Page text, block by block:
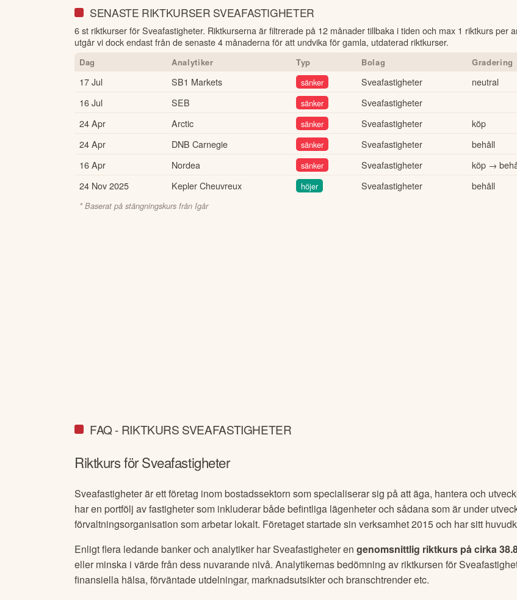
SENASTE RIKTKURSER SVEAFASTIGHETER
6 st riktkurser för Sveafastigheter. Riktkurserna är filtrerade på 12 månader tillbaka i tiden och max 1 riktkurs per
utgår vi dock endast från de senaste 4 månaderna för att undvika för gamla, utdaterad riktkurser.
Dag Analytiker Typ Bolag Gradering
17 Jul SB1 Markets sänker Sveafastigheter neutral
16 Jul SEB sänker Sveafastigheter
24 Apr Arctic sänker Sveafastigheter köp
24 Apr DNB Carnegie sänker Sveafastigheter behåll
16 Apr Nordea sänker Sveafastigheter
köp →
24 Nov 2025
Kepler Cheuvreux höjer Sveafastigheter behåll
* Baserat på stängningskurs från Igår
FAQ - RIKTKURS SVEAFASTIGHETER
Riktkurs förSveafastigheter
Sveafastigheter är ett företag inom bostadssektorn som specialiserar sig på att äga, hantera och
har en portfölj av fastigheter som inkluderar både befintliga lägenheter och sådana som är under
förvaltningsorganisation som arbetar lokalt. Företaget startade sin verksamhet 2015 och har sitt
Enligt flera ledande banker och analytiker harSveafastigheteren genomsnittlig riktkurs på cirka
eller minska i värde från dess nuvarande nivå. Analytikernas bedömning av riktkursen för
finansiella hälsa, förväntade utdelningar, marknadsutsikter och branschtrender etc.